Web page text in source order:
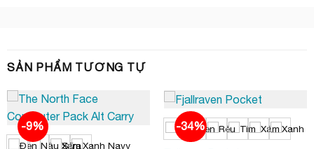
SẢN PHẨM TƯƠNG TỰ
-9% -34%